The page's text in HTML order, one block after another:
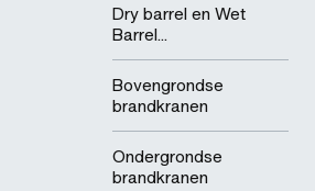
Dry barrel en Wet
Barrel...
Bovengrondse
brandkranen
Ondergrondse
brandkranen